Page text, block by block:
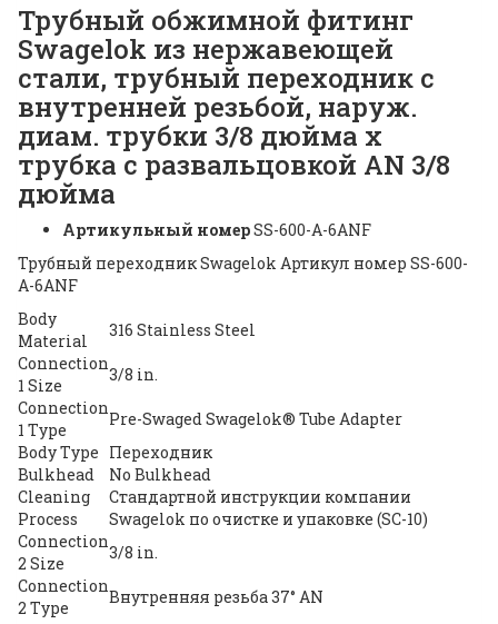
Трубный обжимной фитинг
Swagelok из нержавеющей
стали, трубный переходник с
внутренней резьбой, наруж.
диам. трубки 3/8 дюйма x
трубка с развальцовкой AN 3/8
дюйма
Артикульный номерSS-600-A-6ANF
Трубный переходник Swagelok Артикул номер SS-600-
A-6ANF
Body
Material
316 Stainless Steel
Connection
1 Size
3/8 in.
Connection
1 Type
Pre-Swaged Swagelok® Tube Adapter
Body Type Переходник
Bulkhead
No Bulkhead
Cleaning
Process
Стандартной инструкции компании
Swagelok по очистке и упаковке (SC-10)
Connection
2 Size
3/8 in.
Connection
2 Type
Внутренняя резьба 37° AN